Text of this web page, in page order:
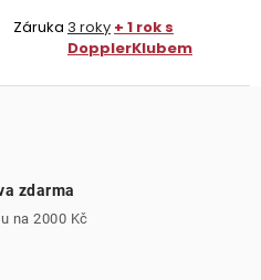
Záruka 3 roky + 1 rok s
DopplerKlubem
zdarma
na 2000 Kč